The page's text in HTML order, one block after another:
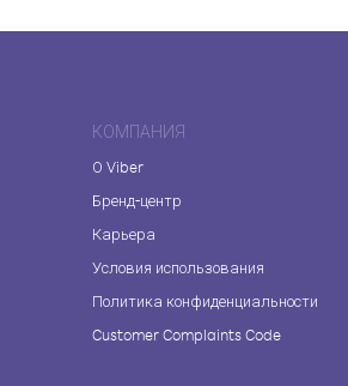
КОМПАНИЯ
О Viber
Бренд-центр
Карьера
Условия использования
Политика конфиденциальности
Customer Complaints Code